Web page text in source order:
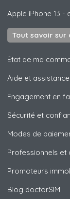
Apple iPhone 13 -
Tout savoir sur
État de ma
Aide et assistance
Engagement en
Sécurité et
Modes de
Professionnels et
Promoteurs
Blog doctorSIM